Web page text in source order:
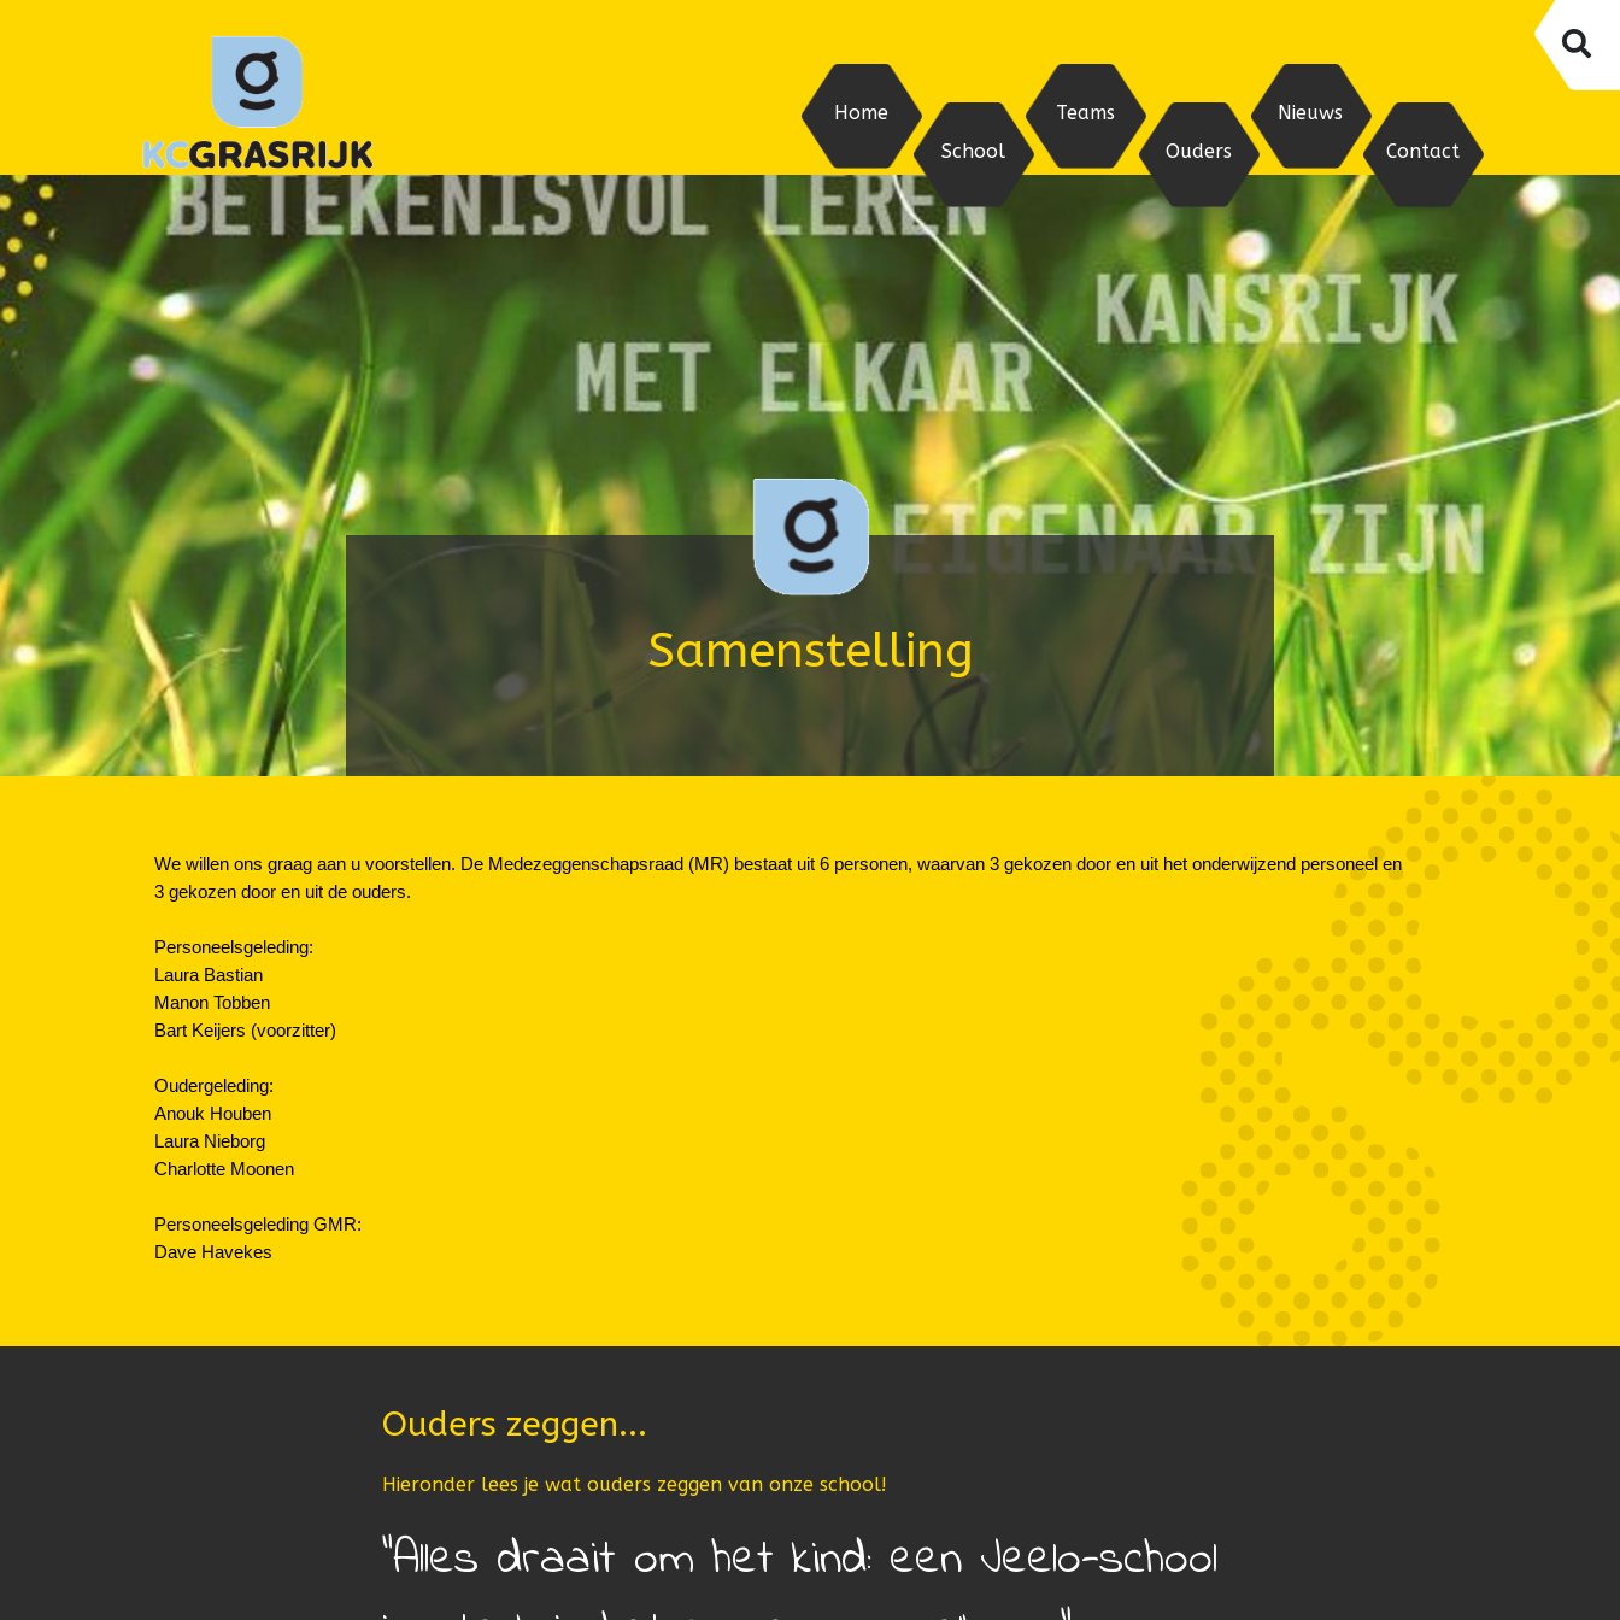
Home
School
Teams
Ouders
Nieuws
Contact
Samenstelling
We willen ons graag aan u voorstellen. De Medezeggenschapsraad (MR) bestaat uit 6 personen, waarvan 3 gekozen door en uit het onderwijzend personeel en
3 gekozen door en uit de ouders.
Personeelsgeleding:
Laura Bastian
Manon Tobben
Bart Keijers (voorzitter)
Oudergeleding:
Anouk Houben
Laura Nieborg
Charlotte Moonen
Personeelsgeleding GMR:
Dave Havekes
Ouders zeggen...
Hieronder lees je wat ouders zeggen van onze school!
Alles draait om het kind: een Jeelo-school